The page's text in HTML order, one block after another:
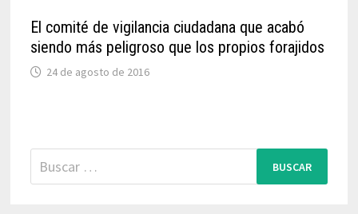
El comité de vigilancia ciudadana que acabó
siendo más peligroso que los propios forajidos
24 de agosto de 2016
Buscar: